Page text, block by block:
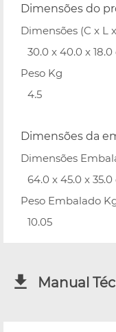
Dimensões do
Dimensões (C x L
30.0 x 40.0 x 18.0
Peso Kg
4.5
Dimensões da
Dimensões
64.0 x 45.0 x 35.0
Peso Embalado
10.05
Manual